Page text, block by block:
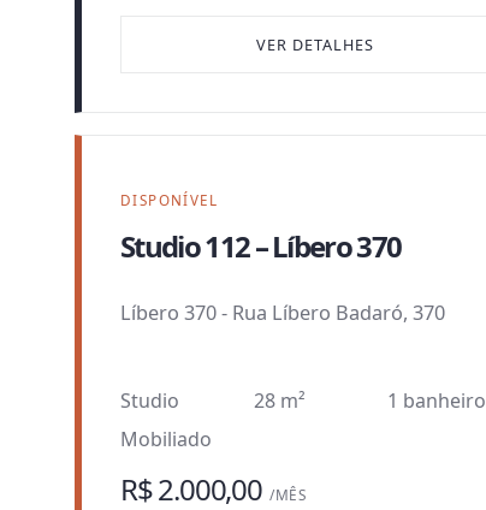
VER DETALHES
DISPONÍVEL
Studio 112 – Líbero 370
Líbero 370- Rua Líbero Badaró, 370
Studio 28 m²
1 banheiro
Mobiliado
R$ 2.000,00 /MÊS